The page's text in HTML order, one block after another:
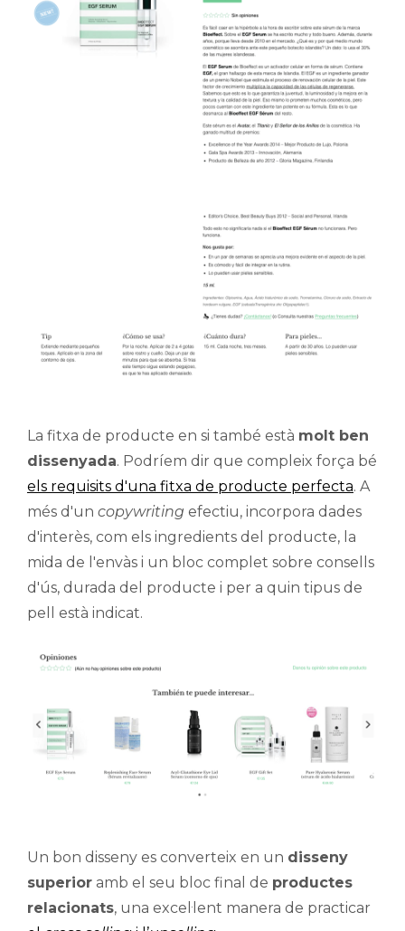
La fitxa de producte en si també està molt ben
dissenyada. Podríem dir que compleix força bé
els requisits d'una fitxa de producte perfecta. A
més d'un copywriting efectiu, incorpora dades
d'interès, com els ingredients del producte, la
mida de l'envàs i un bloc complet sobre consells
d'ús, durada del producte i per a quin tipus de
pell està indicat.
Un bon disseny es converteix en un disseny
superior amb el seu bloc final de productes
relacionats, una excel·lent manera de practicar